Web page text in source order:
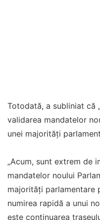
Totodată, a subliniat că
validarea mandatelor
unei majorități
„Acum, sunt extrem de
mandatelor noului
majorități parlamentare
numirea rapidă a unui
este continuarea